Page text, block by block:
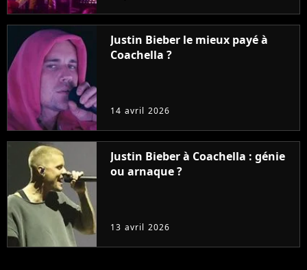
Justin Bieber le mieux payé à
Coachella ?
14 avril 2026
Justin Bieber à Coachella : génie
ou arnaque ?
13 avril 2026